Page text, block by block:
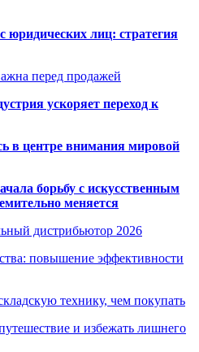
юридических лиц: стратегия
перед продажей
ускоряет переход к
в центре внимания мировой
борьбу с искусственным
меняется
дистрибьютор 2026
повышение эффективности
технику, чем покупать
и избежать лишнего